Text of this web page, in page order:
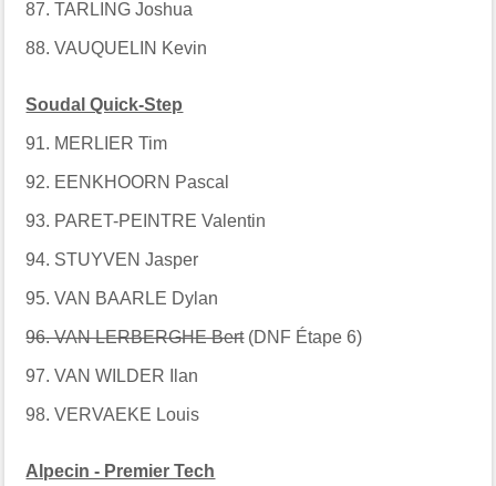
87. TARLING Joshua
88. VAUQUELIN Kevin
Soudal Quick-Step
91. MERLIER Tim
92. EENKHOORN Pascal
93. PARET-PEINTRE Valentin
94. STUYVEN Jasper
95. VAN BAARLE Dylan
96. VAN LERBERGHE Bert(DNF Étape 6)
97. VAN WILDER Ilan
98. VERVAEKE Louis
Alpecin - Premier Tech